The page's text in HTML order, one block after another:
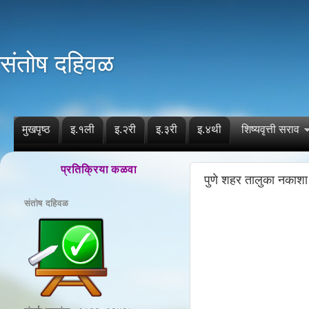
संतोष दहिवळ
मुखपृष्ठ इ.१ली इ.२री इ.३री इ.४थी शिष्यवृत्ती सराव
पुणे शहर तालुका नकाशा
प्रतिक्रिया कळवा
संतोष दहिवळ